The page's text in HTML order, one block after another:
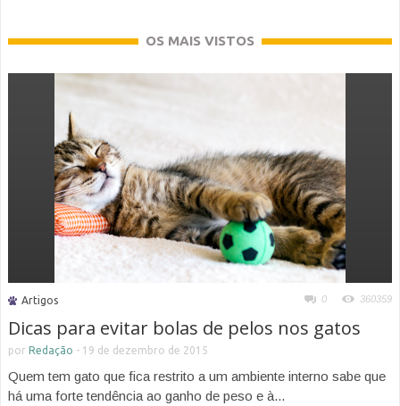
OS MAIS VISTOS
Artigos 0 360359
Dicas para evitar bolas de pelos nos gatos
por Redação - 19 de dezembro de 2015
Quem tem gato que fica restrito a um ambiente interno sabe que
há uma forte tendência ao ganho de peso e à...